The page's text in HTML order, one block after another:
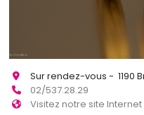
Sur rendez-vous - 1190
02/537.28.29
Visitez notre site Internet